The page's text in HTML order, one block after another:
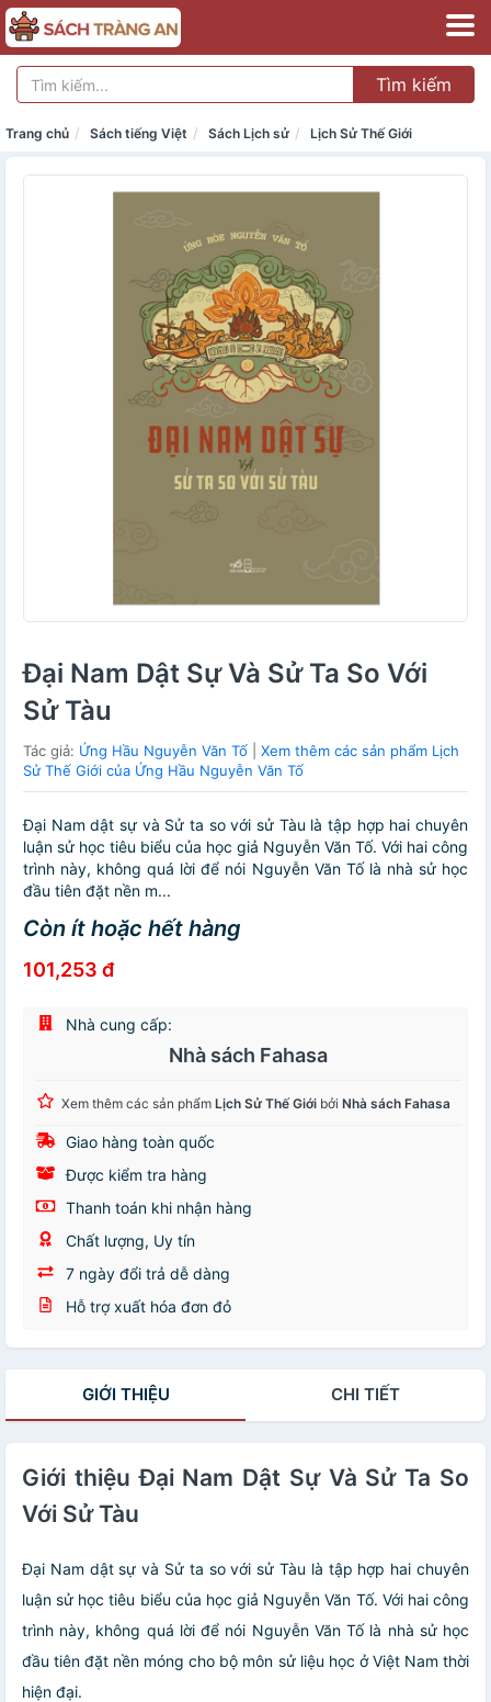
Tìm kiếm
Trang chủ Sách tiếng Việt Sách Lịch sử Lịch Sử Thế Giới
Đại Nam Dật Sự Và Sử Ta So Với
Sử Tàu
Tác giả: Ứng Hầu Nguyễn Văn Tố
Xem thêm các sản phẩm Lịch
Sử Thế Giới của Ứng Hầu Nguyễn Văn Tố
Đại Nam dật sự và Sử ta so với sử Tàu là tập hợp hai chuyên
luận sử học tiêu biểu của học giả Nguyễn Văn Tố. Với hai công
trình này, không quá lời để nói Nguyễn Văn Tố là nhà sử học
đầu tiên đặt nền m...
Còn ít hoặc hết hàng
101,253 đ
Nhà cung cấp:
Nhà sách Fahasa
Xem thêm các sản phẩm Lịch Sử Thế Giới bởi Nhà sách Fahasa
Giao hàng toàn quốc
Được kiểm tra hàng
Thanh toán khi nhận hàng
Chất lượng, Uy tín
7 ngày đổi trả dễ dàng
Hỗ trợ xuất hóa đơn đỏ
GIỚI THIỆU CHI TIẾT
Giới thiệu Đại Nam Dật Sự Và Sử Ta So
Với Sử Tàu
Đại Nam dật sự và Sử ta so với sử Tàu là tập hợp hai chuyên
luận sử học tiêu biểu của học giả Nguyễn Văn Tố. Với hai công
trình này, không quá lời để nói Nguyễn Văn Tố là nhà sử học
đầu tiên đặt nền móng cho bộ môn sử liệu học ở Việt Nam thời
hiện đại.